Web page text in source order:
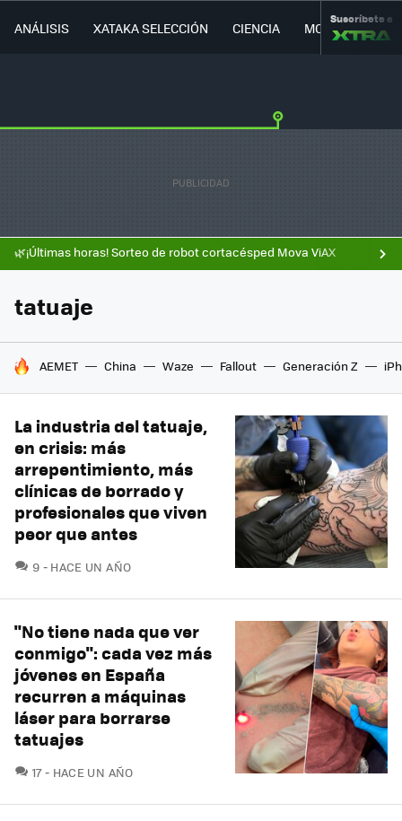
ANÁLISIS XATAKA SELECCIÓN CIENCIA MOVILIDAD
Suscríbete a
🌿¡Últimas horas! Sorteo de robot cortacésped Mova ViAX
tatuaje
HOY SE HABLA DE
AEMET China Waze Fallout Generación Z
La industria del tatuaje,
en crisis: más
arrepentimiento, más
clínicas de borrado y
profesionales que viven
peor que antes
9 COMENTARIOS
HACE UN AÑO
"No tiene nada que ver
conmigo": cada vez más
jóvenes en España
recurren a máquinas
láser para borrarse
tatuajes
17COMENTARIOS
HACE UN AÑO